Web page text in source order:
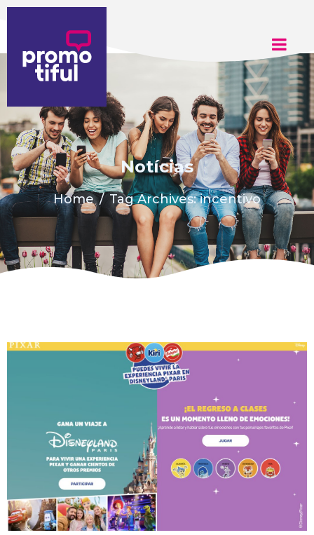
Adicione aqui o texto do seu título
Notícias
Home Tag Archives: incentivo